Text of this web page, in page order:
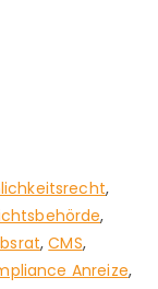
,
,
,CMS,
Anreize,